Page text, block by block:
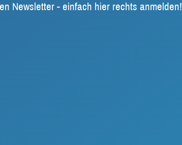
Newsletter - einfach hier rechts anmelden!